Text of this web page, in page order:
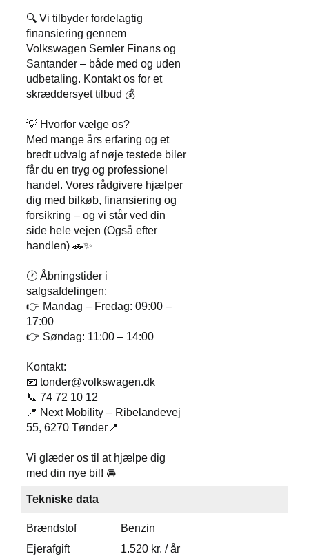
🔍 Vi tilbyder fordelagtig
finansiering gennem
Volkswagen Semler Finans og
Santander – både med og uden
udbetaling. Kontakt os for et
skræddersyet tilbud 💰
💡 Hvorfor vælge os?
Med mange års erfaring og et
bredt udvalg af nøje testede biler
får du en tryg og professionel
handel. Vores rådgivere hjælper
dig med bilkøb, finansiering og
forsikring – og vi står ved din
side hele vejen (Også efter
handlen) 🚗✨
🕐 Åbningstider i
salgsafdelingen:
👉 Mandag – Fredag: 09:00 –
17:00
👉 Søndag: 11:00 – 14:00
Kontakt:
📧 tonder@volkswagen.dk
📞 74 72 10 12
📍 Next Mobility – Ribelandevej
55, 6270 Tønder📍
Vi glæder os til at hjælpe dig
med din nye bil! 🚘
Tekniske data
Brændstof
Benzin
Ejerafgift
1.520 kr. / år